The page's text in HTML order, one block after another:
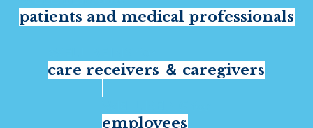
patients and medical professionals
care receivers ＆ caregivers
employees